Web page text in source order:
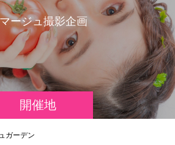
開催地
マージュ撮影企画
ガーデン